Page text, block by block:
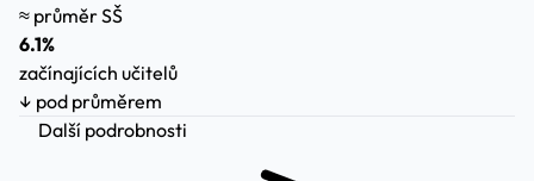
≈ průměr SŠ
6.1%
začínajících učitelů
↓ pod průměrem
Další podrobnosti